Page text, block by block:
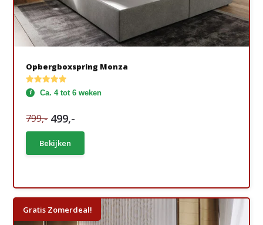
Opbergboxspring Monza
Ca. 4 tot 6 weken
799,- 499,-
Bekijken
Gratis Zomerdeal!